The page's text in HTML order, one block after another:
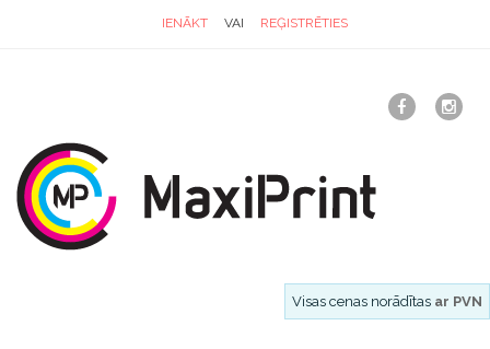
IENĀKT VAI REĢISTRĒTIES
Visas cenas norādītas ar PVN